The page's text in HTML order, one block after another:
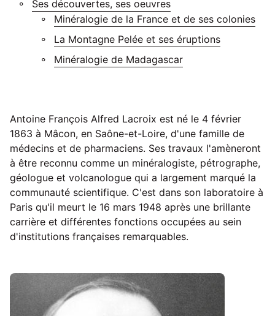
Ses découvertes, ses oeuvres
Minéralogie de la France et de ses colonies
La Montagne Pelée et ses éruptions
Minéralogie de Madagascar
Antoine François Alfred Lacroix est né le 4 février
1863 à Mâcon, en Saône-et-Loire, d'une famille de
médecins et de pharmaciens. Ses travaux l'amèneront
à être reconnu comme un minéralogiste, pétrographe,
géologue et volcanologue qui a largement marqué la
communauté scientifique. C'est dans son laboratoire à
Paris qu'il meurt le 16 mars 1948 après une brillante
carrière et différentes fonctions occupées au sein
d'institutions françaises remarquables.